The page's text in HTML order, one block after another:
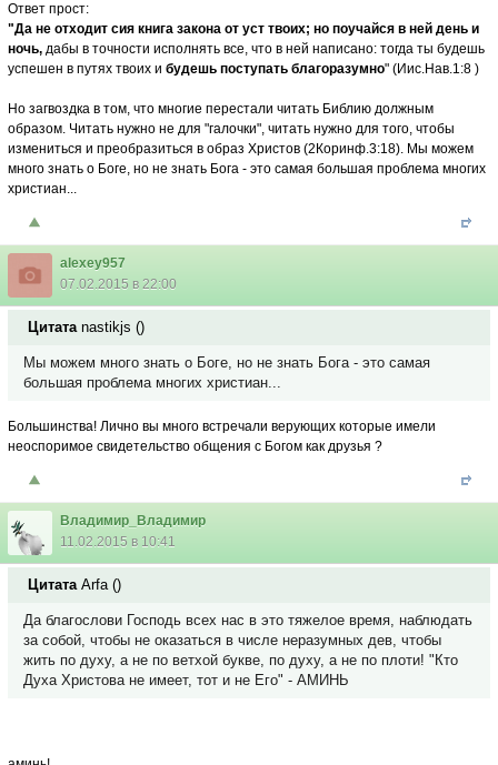
Ответ прост:
"Да не отходит сия книга закона от уст твоих; но поучайся в ней день и
ночь, дабы в точности исполнять все, что в ней написано: тогда ты будешь
успешен в путях твоих и будешь поступать благоразумно" (Иис.Нав.1:8 )
Но загвоздка в том, что многие перестали читать Библию должным
образом. Читать нужно не для "галочки", читать нужно для того, чтобы
измениться и преобразиться в образ Христов (2Коринф.3:18). Мы можем
много знать о Боге, но не знать Бога - это самая большая проблема многих
христиан...
alexey957
07.02.2015 в 22:00
Цитата nastikjs ()
Мы можем много знать о Боге, но не знать Бога - это самая
большая проблема многих христиан...
Большинства! Лично вы много встречали верующих которые имели
неоспоримое свидетельство общения с Богом как друзья ?
Владимир_Владимир
11.02.2015 в 10:41
Цитата Arfa()
Да благослови Господь всех нас в это тяжелое время, наблюдать
за собой, чтобы не оказаться в числе неразумных дев, чтобы
жить по духу, а не по ветхой букве, по духу, а не по плоти! "Кто
Духа Христова не имеет, тот и не Его" - АМИНЬ